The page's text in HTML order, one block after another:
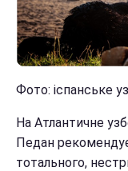
Фото: іспанське
На Атлантичне
Педан
тотального,